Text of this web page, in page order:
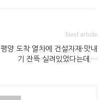
Next article
평양 도착 열차에 건설자재·맛내
기 잔뜩 실려있었다는데…